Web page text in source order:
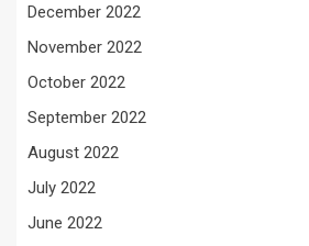
December 2022
November 2022
October 2022
September 2022
August 2022
July 2022
June 2022